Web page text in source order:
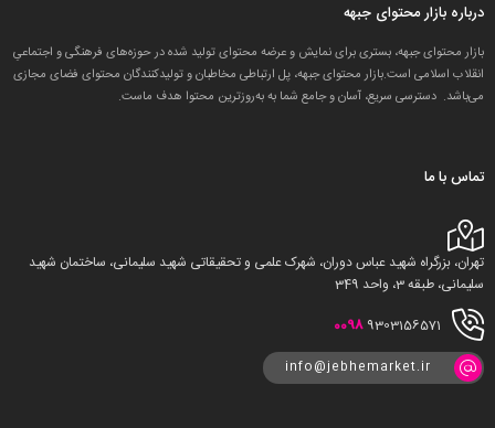
درباره بازار محتوای جبهه
بازار محتوای جبهه، بستری برای نمایش و عرضه محتوای تولید شده در حوزه‌های فرهنگی و اجتماعیِ
انقلاب اسلامی است.بازار محتوای جبهه، پل ارتباطی مخاطبان و تولید‌کنندگان محتوای فضای مجازی
می‌باشد. دسترسی سریع، آسان و جامع شما به به‌روزترین محتوا هدف ماست.
تماس با ما
تهران، بزرگراه شهید عباس دوران، شهرک علمی و تحقیقاتی شهید سلیمانی، ساختمان شهید
سلیمانی، طبقه 3، واحد 349
0098 9303156571
info@jebhemarket.ir